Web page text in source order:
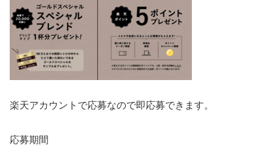
楽天アカウントで応募なので即応募できます。
応募期間